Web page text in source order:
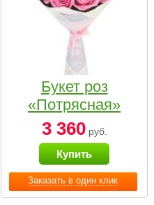
Заказать в один клик
Букет роз
«Потрясная»
3 360руб.
Купить